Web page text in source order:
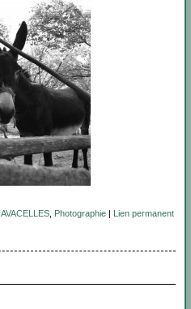
, Photographie| Lien permanent